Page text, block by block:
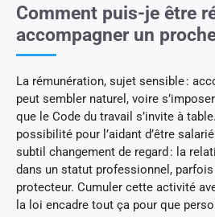
Comment puis-je être
accompagner un
La rémunération, sujet sensible :
peut sembler naturel, voire
que le Code du travail s’invite à
possibilité pour l’aidant d’être
subtil changement de regard : la
dans un statut professionnel,
protecteur. Cumuler cette activité
la loi encadre tout ça pour que